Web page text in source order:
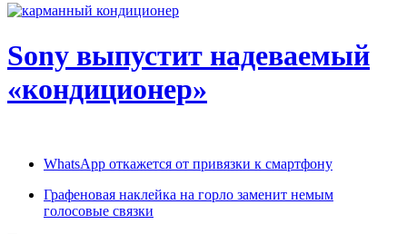
Sony выпустит надеваемый
«кондиционер»
WhatsApp откажется от привязки к смартфону
Графеновая наклейка на горло заменит немым
голосовые связки